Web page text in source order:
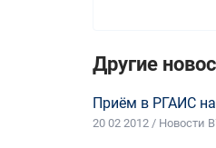
Другие
Приём в РГАИС
20 02 2012 / Новости